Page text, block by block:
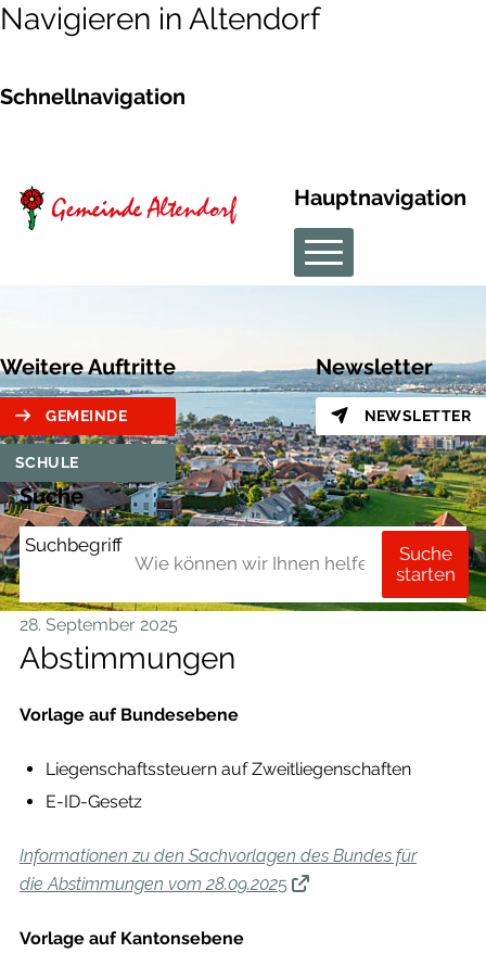
Navigieren in Altendorf
Schnellnavigation
Hauptnavigation
Weitere Auftritte
GEMEINDE
SCHULE
Newsletter
NEWSLETTER
Suche
Suchbegriff
Suche
starten
Abstimmungen
28. September 2025
Vorlage auf Bundesebene
Liegenschaftssteuern auf Zweitliegenschaften
E-ID-Gesetz
Informationen zu den Sachvorlagen des Bundes für
die Abstimmungen vom 28.09.2025
Vorlage auf Kantonsebene